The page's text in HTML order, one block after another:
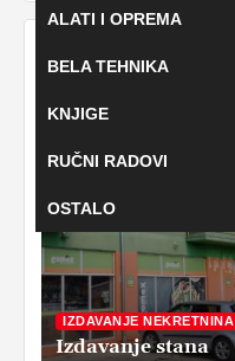
ALATI I OPREMA
BELA TEHNIKA
KNJIGE
RUČNI RADOVI
OSTALO
IZDAVANJE NEKRETNINA
Izdavanje stana